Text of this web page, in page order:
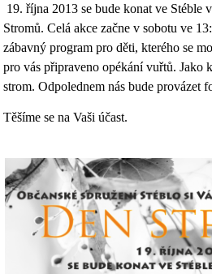
19. října 2013 se bude konat ve Stéble
Stromů. Celá akce začne v sobotu ve
zábavný program pro děti, kterého se
pro vás připraveno opékání vuřtů. Jako
strom. Odpolednem nás bude provázet
Těšíme se na Vaši účast.